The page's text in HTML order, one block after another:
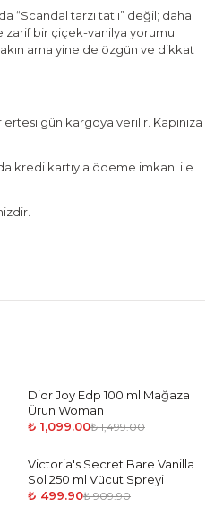
“Scandal tarzı tatlı” değil; daha
zarif bir çiçek-vanilya yorumu.
ama yine de özgün ve dikkat
gün kargoya verilir. Kapınıza
kredi kartıyla ödeme imkanı ile
-27%
Dior Joy Edp 100 ml Mağaza
Ürün Woman
₺ 1,099.00₺ 1,499.00
-45%
Victoria's Secret Bare Vanilla
Sol 250 ml Vücut Spreyi
₺ 499.90₺ 909.90